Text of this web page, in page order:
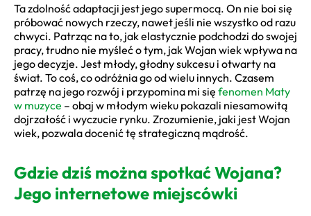
Ta zdolność adaptacji jest jego supermocą. On nie boi się
próbować nowych rzeczy, nawet jeśli nie wszystko od razu
chwyci. Patrząc na to, jak elastycznie podchodzi do swojej
pracy, trudno nie myśleć o tym, jak Wojan wiek wpływa na
jego decyzje. Jest młody, głodny sukcesu i otwarty na
świat. To coś, co odróżnia go od wielu innych. Czasem
patrzę na jego rozwój i przypomina mi się fenomen Maty
w muzyce – obaj w młodym wieku pokazali niesamowitą
dojrzałość i wyczucie rynku. Zrozumienie, jaki jest Wojan
wiek, pozwala docenić tę strategiczną mądrość.
Gdzie dziś można spotkać Wojana?
Jego internetowe miejscówki